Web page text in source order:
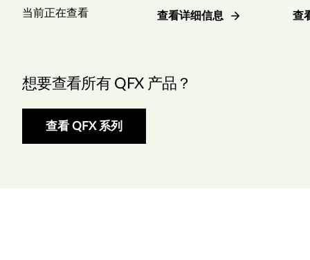
当前正在查看 查看详细信息 查
想要查看所有 QFX 产品？
查看 QFX 系列